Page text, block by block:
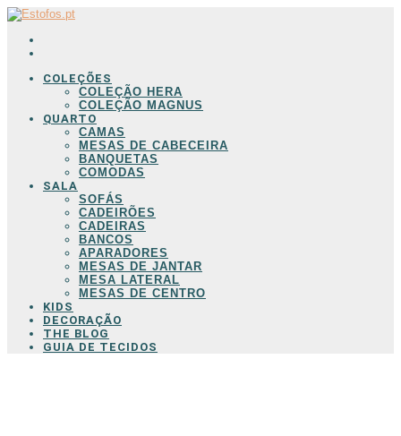
COLEÇÕES
COLEÇÃO HERA
COLEÇÃO MAGNUS
QUARTO
CAMAS
MESAS DE CABECEIRA
BANQUETAS
COMODAS
SALA
SOFÁS
CADEIRÕES
CADEIRAS
BANCOS
APARADORES
MESAS DE JANTAR
MESA LATERAL
MESAS DE CENTRO
KIDS
DECORAÇÃO
THE BLOG
GUIA DE TECIDOS